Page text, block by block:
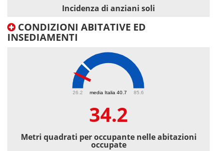
Incidenza di anziani soli
CONDIZIONI ABITATIVE ED
INSEDIAMENTI
media Italia 40.7
26.2 85.6
34.2
Metri quadrati per occupante nelle abitazioni
occupate